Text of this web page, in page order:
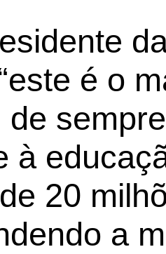
é o
de
à
20
a